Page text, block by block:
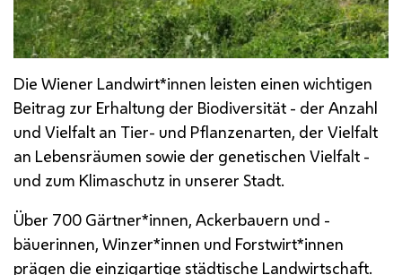
Die Wiener Landwirt*innen leisten einen wichtigen
Beitrag zur Erhaltung der Biodiversität - der Anzahl
und Vielfalt an Tier- und Pflanzenarten, der Vielfalt
an Lebensräumen sowie der genetischen Vielfalt -
und zum Klimaschutz in unserer Stadt.
Über 700 Gärtner*innen, Ackerbauern und -
bäuerinnen, Winzer*innen und Forstwirt*innen
prägen die einzigartige städtische Landwirtschaft.